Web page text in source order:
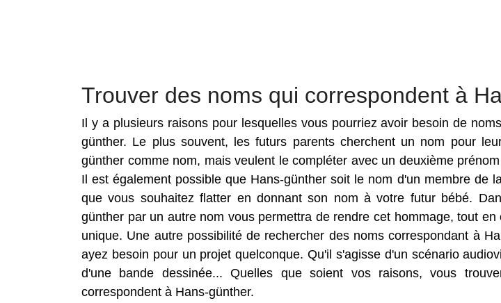
Trouver des noms qui correspondent à
Il y a plusieurs raisons pour lesquelles vous pourriez avoir besoin de
günther. Le plus souvent, les futurs parents cherchent un nom pour
günther comme nom, mais veulent le compléter avec un deuxième
Il est également possible que Hans-günther soit le nom d'un membre de
que vous souhaitez flatter en donnant son nom à votre futur bébé.
günther par un autre nom vous permettra de rendre cet hommage, tout
unique. Une autre possibilité de rechercher des noms correspondant à
ayez besoin pour un projet quelconque. Qu'il s'agisse d'un scénario
d'une bande dessinée... Quelles que soient vos raisons, vous
correspondent à Hans-günther.